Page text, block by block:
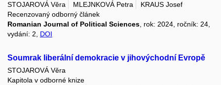
STOJAROVÁ Věra MLEJNKOVÁ Petra
KRAUS Josef
Recenzovaný odborný článek
Romanian Journal of Political Sciences, rok: 2024, ročník: 24,
vydání: 2, DOI
Soumrak liberální demokracie v jihovýchodní Evropě
STOJAROVÁ Věra
Kapitola v odborné knize